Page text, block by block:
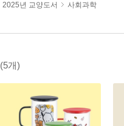
2025년 교양도서 사회과학
(5개)